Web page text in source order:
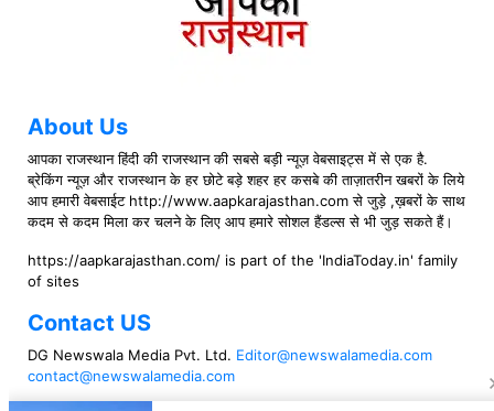
About Us
आपका राजस्थान हिंदी की राजस्थान की सबसे बड़ी न्यूज़ वेबसाइट्स में से एक है.
ब्रेकिंग न्यूज़ और राजस्थान के हर छोटे बड़े शहर हर कसबे की ताज़ातरीन खबरों के लिये
आप हमारी वेबसाईट http://www.aapkarajasthan.com से जुड़े ,ख़बरों के साथ
कदम से कदम मिला कर चलने के लिए आप हमारे सोशल हैंडल्स से भी जुड़ सकते हैं।
https://aapkarajasthan.com/ is part of the 'IndiaToday.in' family
of sites
Contact US
DG Newswala Media Pvt. Ltd. Editor@newswalamedia.com
contact@newswalamedia.com